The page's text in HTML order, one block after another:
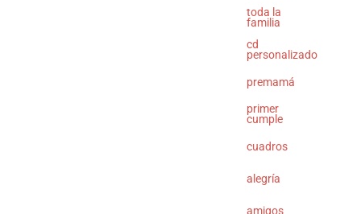
toda la
familia
cd
personalizado
premamá
primer
cumple
cuadros
alegría
amigos